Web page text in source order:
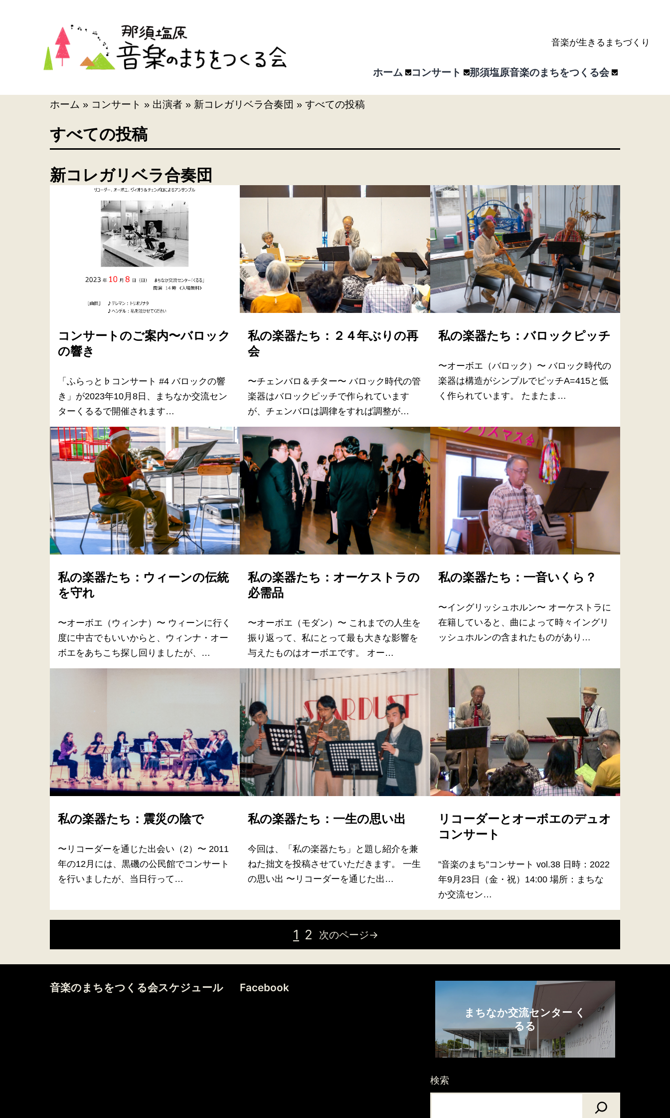
音楽が生きるまちづくり
ホーム コンサート 那須塩原音楽のまちをつくる会
ホーム » コンサート » 出演者 » 新コレガリベラ合奏団 » すべての投稿
すべての投稿
新コレガリベラ合奏団
コンサートのご案内〜バロック
の響き
「ふらっと♭コンサート #4 バロックの響
き」が2023年10月8日、まちなか交流セン
ターくるるで開催されます…
私の楽器たち：２４年ぶりの再
会
〜チェンバロ＆チター〜 バロック時代の管
楽器はバロックピッチで作られています
が、チェンバロは調律をすれば調整が…
私の楽器たち：バロックピッチ
〜オーボエ（バロック）〜 バロック時代の
楽器は構造がシンプルでピッチA=415と低
く作られています。 たまたま…
私の楽器たち：ウィーンの伝統
を守れ
〜オーボエ（ウィンナ）〜 ウィーンに行く
度に中古でもいいからと、ウィンナ・オー
ボエをあちこち探し回りましたが、…
私の楽器たち：オーケストラの
必需品
〜オーボエ（モダン）〜 これまでの人生を
振り返って、私にとって最も大きな影響を
与えたものはオーボエです。 オー…
私の楽器たち：一音いくら？
〜イングリッシュホルン〜 オーケストラに
在籍していると、曲によって時々イングリ
ッシュホルンの含まれたものがあり…
私の楽器たち：震災の陰で
〜リコーダーを通じた出会い（2）〜 2011
年の12月には、黒磯の公民館でコンサート
を行いましたが、当日行って…
私の楽器たち：一生の思い出
今回は、「私の楽器たち」と題し紹介を兼
ねた拙文を投稿させていただきます。 一生
の思い出 〜リコーダーを通じた出…
リコーダーとオーボエのデュオ
コンサート
”音楽のまち”コンサート vol.38 日時：2022
年9月23日（金・祝）14:00 場所：まちな
か交流セン…
1 2 次のページ→
音楽のまちをつくる会スケジュール
Facebook
まちなか交流センター く
るる
検索